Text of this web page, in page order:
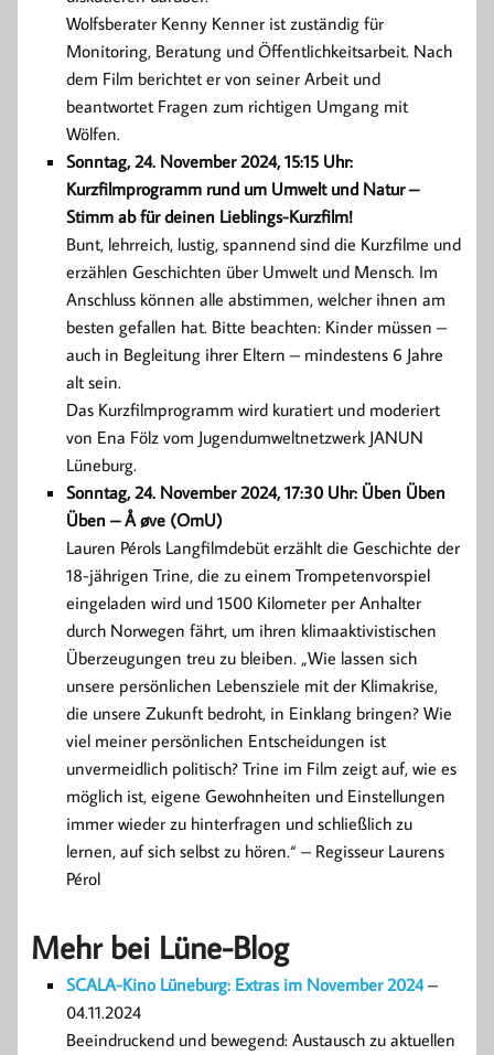
Wolfsberater Kenny Kenner ist zuständig für
Monitoring, Beratung und Öffentlichkeitsarbeit. Nach
dem Film berichtet er von seiner Arbeit und
beantwortet Fragen zum richtigen Umgang mit
Wölfen.
Sonntag, 24. November 2024, 15:15 Uhr:
Kurzfilmprogramm rund um Umwelt und Natur –
Stimm ab für deinen Lieblings-Kurzfilm!
Bunt, lehrreich, lustig, spannend sind die Kurzfilme und
erzählen Geschichten über Umwelt und Mensch. Im
Anschluss können alle abstimmen, welcher ihnen am
besten gefallen hat. Bitte beachten: Kinder müssen –
auch in Begleitung ihrer Eltern – mindestens 6 Jahre
alt sein.
Das Kurzfilmprogramm wird kuratiert und moderiert
von Ena Fölz vom Jugend­umweltnetzwerk JANUN
Lüneburg.
Sonntag, 24. November 2024, 17:30 Uhr: Üben Üben
Üben – Å øve (OmU)
Lauren Pérols Langfilmdebüt erzählt die Geschichte der
18-jährigen Trine, die zu einem Trompetenvorspiel
eingeladen wird und 1500 Kilometer per Anhalter
durch Norwegen fährt, um ihren klimaaktivistischen
Überzeugungen treu zu bleiben. „Wie lassen sich
unsere persönlichen Lebensziele mit der Klimakrise,
die unsere Zukunft bedroht, in Einklang bringen? Wie
viel meiner persönlichen Entscheidungen ist
unvermeidlich politisch? Trine im Film zeigt auf, wie es
möglich ist, eigene Gewohnheiten und Einstellungen
immer wieder zu hinterfragen und schließlich zu
lernen, auf sich selbst zu hören.“ – Regisseur Laurens
Pérol
Mehr bei Lüne-Blog
SCALA-Kino Lüneburg: Extras im November 2024 –
04.11.2024
Beeindruckend und bewegend: Austausch zu aktuellen